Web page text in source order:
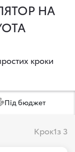
НА
кроки
Під бюджет
Крок1з 3